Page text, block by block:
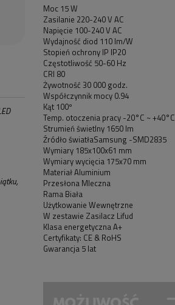
Moc 15 W
Zasilanie 220-240 V AC
Napięcie 100-240 V AC
Wydajność diod 110 lm/W
Stopień ochrony IP IP20
Częstotliwość 50-60 Hz
CRI 80
Żywotność 30 000 godz.
Współczynnik mocy 0.94
Kąt 100º
Temp. otoczenia pracy -20°C ~ +40°C
Strumień świetlny 1650 lm
Źródło światłaSamsung -SMD2835
Wymiary 185x100x61 mm
Wymiary wycięcia 175x70 mm
Materiał Aluminium
Przesłona Mleczna
Rama Biała
Użytkowanie Wewnętrzne
W zestawie Zasilacz Lifud
Klasa energetyczna A+
Certyfikaty: CE & RoHS
Gwarancja 5 lat